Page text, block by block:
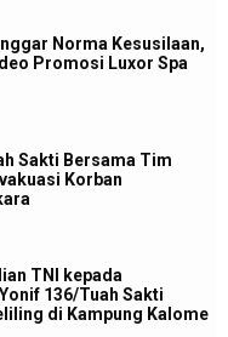
Norma Kesusilaan,
Promosi Luxor Spa
Sakti Bersama Tim
Korban
TNI kepada
136/Tuah Sakti
di Kampung Kalome